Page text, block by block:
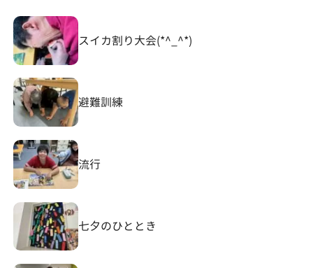
スイカ割り大会(*^_^*)
避難訓練
流行
七夕のひととき